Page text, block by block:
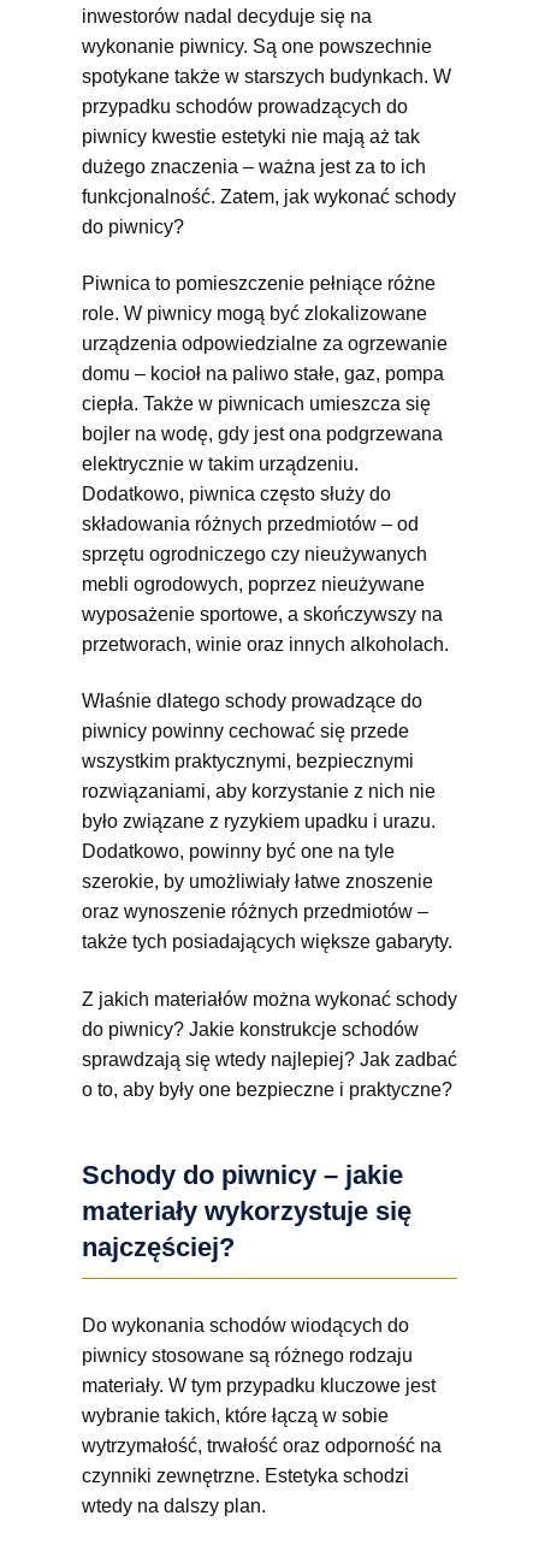
inwestorów nadal decyduje się na
wykonanie piwnicy. Są one powszechnie
spotykane także w starszych budynkach. W
przypadku schodów prowadzących do
piwnicy kwestie estetyki nie mają aż tak
dużego znaczenia – ważna jest za to ich
funkcjonalność. Zatem, jak wykonać schody
do piwnicy?
Piwnica to pomieszczenie pełniące różne
role. W piwnicy mogą być zlokalizowane
urządzenia odpowiedzialne za ogrzewanie
domu – kocioł na paliwo stałe, gaz, pompa
ciepła. Także w piwnicach umieszcza się
bojler na wodę, gdy jest ona podgrzewana
elektrycznie w takim urządzeniu.
Dodatkowo, piwnica często służy do
składowania różnych przedmiotów – od
sprzętu ogrodniczego czy nieużywanych
mebli ogrodowych, poprzez nieużywane
wyposażenie sportowe, a skończywszy na
przetworach, winie oraz innych alkoholach.
Właśnie dlatego schody prowadzące do
piwnicy powinny cechować się przede
wszystkim praktycznymi, bezpiecznymi
rozwiązaniami, aby korzystanie z nich nie
było związane z ryzykiem upadku i urazu.
Dodatkowo, powinny być one na tyle
szerokie, by umożliwiały łatwe znoszenie
oraz wynoszenie różnych przedmiotów –
także tych posiadających większe gabaryty.
Z jakich materiałów można wykonać schody
do piwnicy? Jakie konstrukcje schodów
sprawdzają się wtedy najlepiej? Jak zadbać
o to, aby były one bezpieczne i praktyczne?
Schody do piwnicy – jakie
materiały wykorzystuje się
najczęściej?
Do wykonania schodów wiodących do
piwnicy stosowane są różnego rodzaju
materiały. W tym przypadku kluczowe jest
wybranie takich, które łączą w sobie
wytrzymałość, trwałość oraz odporność na
czynniki zewnętrzne. Estetyka schodzi
wtedy na dalszy plan.